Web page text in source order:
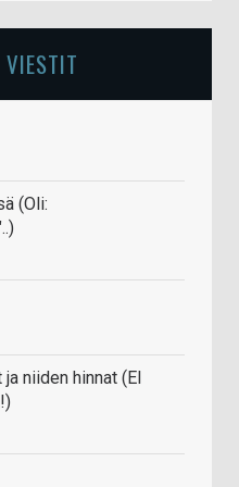
(Oli:
niiden hinnat (EI